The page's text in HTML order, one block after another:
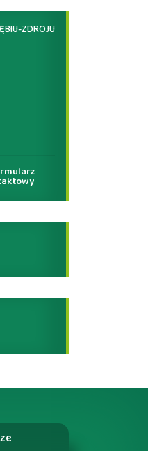
ZDROJU